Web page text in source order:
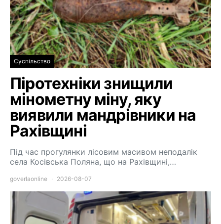
Суспільство
Піротехніки знищили
мінометну міну, яку
виявили мандрівники на
Рахівщині
Під час прогулянки лісовим масивом неподалік
села Косівська Поляна, що на Рахівщині,…
goverlaonline 2026-08-07